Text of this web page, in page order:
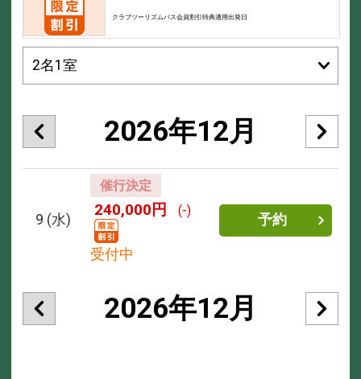
クラブツーリズムパス会員割引特典適用出発日
2026年12月
9 (水)
催行決定
240,000円 (-)
受付中
予約
2026年12月